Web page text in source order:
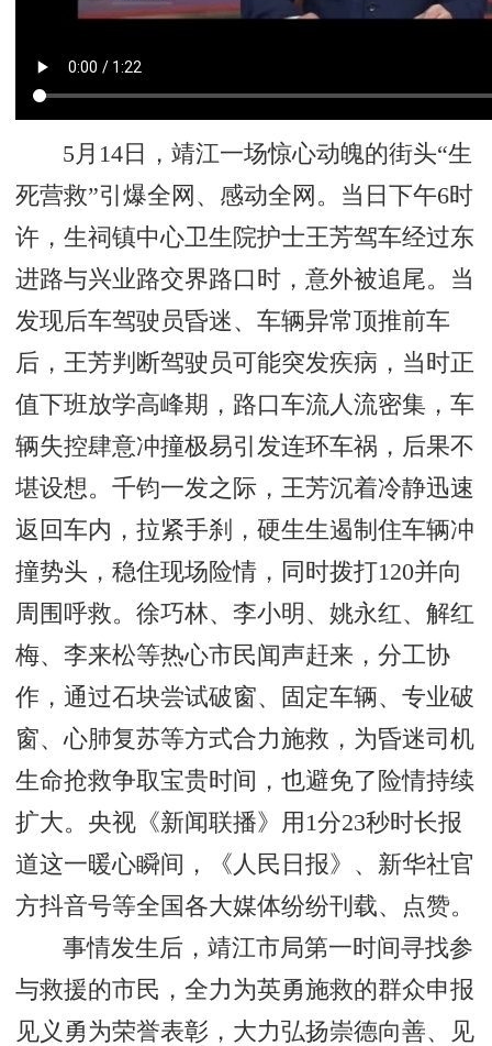
5月14日，靖江一场惊心动魄的街头“生
死营救”引爆全网、感动全网。当日下午6时
许，生祠镇中心卫生院护士王芳驾车经过东
进路与兴业路交界路口时，意外被追尾。当
发现后车驾驶员昏迷、车辆异常顶推前车
后，王芳判断驾驶员可能突发疾病，当时正
值下班放学高峰期，路口车流人流密集，车
辆失控肆意冲撞极易引发连环车祸，后果不
堪设想。千钧一发之际，王芳沉着冷静迅速
返回车内，拉紧手刹，硬生生遏制住车辆冲
撞势头，稳住现场险情，同时拨打120并向
周围呼救。徐巧林、李小明、姚永红、解红
梅、李来松等热心市民闻声赶来，分工协
作，通过石块尝试破窗、固定车辆、专业破
窗、心肺复苏等方式合力施救，为昏迷司机
生命抢救争取宝贵时间，也避免了险情持续
扩大。央视《新闻联播》用1分23秒时长报
道这一暖心瞬间，《人民日报》、新华社官
方抖音号等全国各大媒体纷纷刊载、点赞。
事情发生后，靖江市局第一时间寻找参
与救援的市民，全力为英勇施救的群众申报
见义勇为荣誉表彰，大力弘扬崇德向善、见